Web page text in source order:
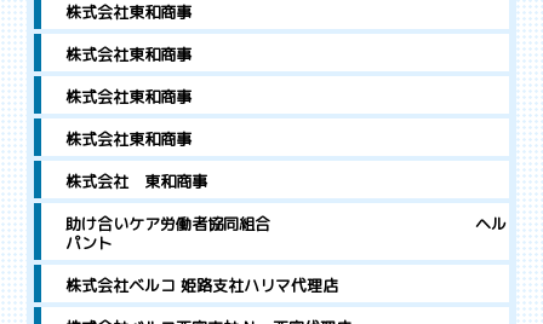
株式会社東和商事
株式会社東和商事
株式会社東和商事
株式会社東和商事
株式会社 東和商事
助け合いケア労働者協同組合 ヘル
パント
株式会社ベルコ 姫路支社ハリマ代理店